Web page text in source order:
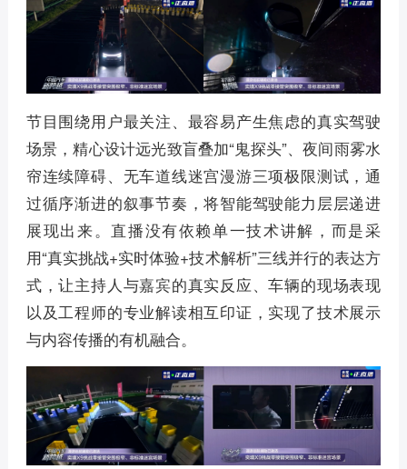
节目围绕用户最关注、最容易产生焦虑的真实驾驶
场景，精心设计远光致盲叠加“鬼探头”、夜间雨雾水
帘连续障碍、无车道线迷宫漫游三项极限测试，通
过循序渐进的叙事节奏，将智能驾驶能力层层递进
展现出来。直播没有依赖单一技术讲解，而是采
用“真实挑战+实时体验+技术解析”三线并行的表达方
式，让主持人与嘉宾的真实反应、车辆的现场表现
以及工程师的专业解读相互印证，实现了技术展示
与内容传播的有机融合。